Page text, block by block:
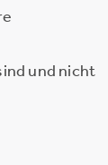
und nicht